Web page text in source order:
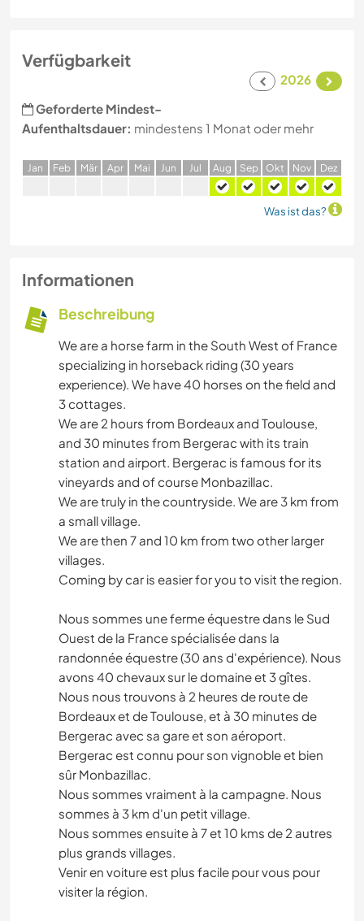
Verfügbarkeit
2026
Geforderte Mindest-
Aufenthaltsdauer: mindestens 1 Monat oder mehr
Jan Feb Mär Apr Mai Jun Jul Aug Sep Okt Nov Dez
Was ist das?
Informationen
Beschreibung
We are a horse farm in the South West of France
specializing in horseback riding (30 years
experience). We have 40 horses on the field and
3 cottages.
We are 2 hours from Bordeaux and Toulouse,
and 30 minutes from Bergerac with its train
station and airport. Bergerac is famous for its
vineyards and of course Monbazillac.
We are truly in the countryside. We are 3 km from
a small village.
We are then 7 and 10 km from two other larger
villages.
Coming by car is easier for you to visit the region.
Nous sommes une ferme équestre dans le Sud
Ouest de la France spécialisée dans la
randonnée équestre (30 ans d'expérience). Nous
avons 40 chevaux sur le domaine et 3 gîtes.
Nous nous trouvons à 2 heures de route de
Bordeaux et de Toulouse, et à 30 minutes de
Bergerac avec sa gare et son aéroport.
Bergerac est connu pour son vignoble et bien
sûr Monbazillac.
Nous sommes vraiment à la campagne. Nous
sommes à 3 km d'un petit village.
Nous sommes ensuite à 7 et 10 kms de 2 autres
plus grands villages.
Venir en voiture est plus facile pour vous pour
visiter la région.